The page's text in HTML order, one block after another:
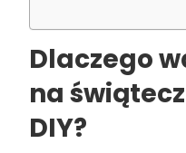
Dlaczego
na
DIY?